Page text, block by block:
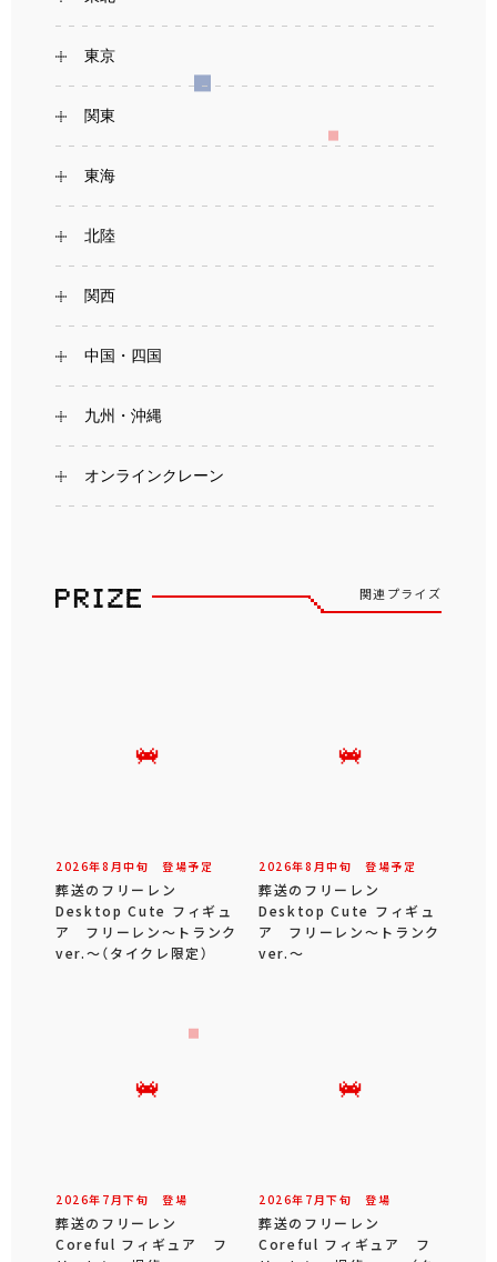
東京
関東
東海
北陸
関西
中国・四国
九州・沖縄
オンラインクレーン
関連プライズ
2026年8 月中旬 登場予定
葬送のフリーレン
Desktop Cute フィギュ
ア フリーレン～トランク
ver.～（タイクレ限定）
2026年8 月中旬 登場予定
葬送のフリーレン
Desktop Cute フィギュ
ア フリーレン～トランク
ver.～
2026年 7 月下旬 登場
葬送のフリーレン
Coreful フィギュア フ
2026年 7 月下旬 登場
葬送のフリーレン
Coreful フィギュア フ